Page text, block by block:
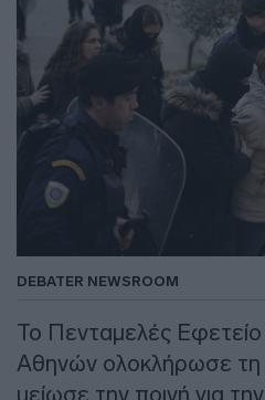
DEBATER NEWSROOM
To Πενταμελές
Αθηνών ολοκλήρωσε τη
μείωσε την ποινή για την